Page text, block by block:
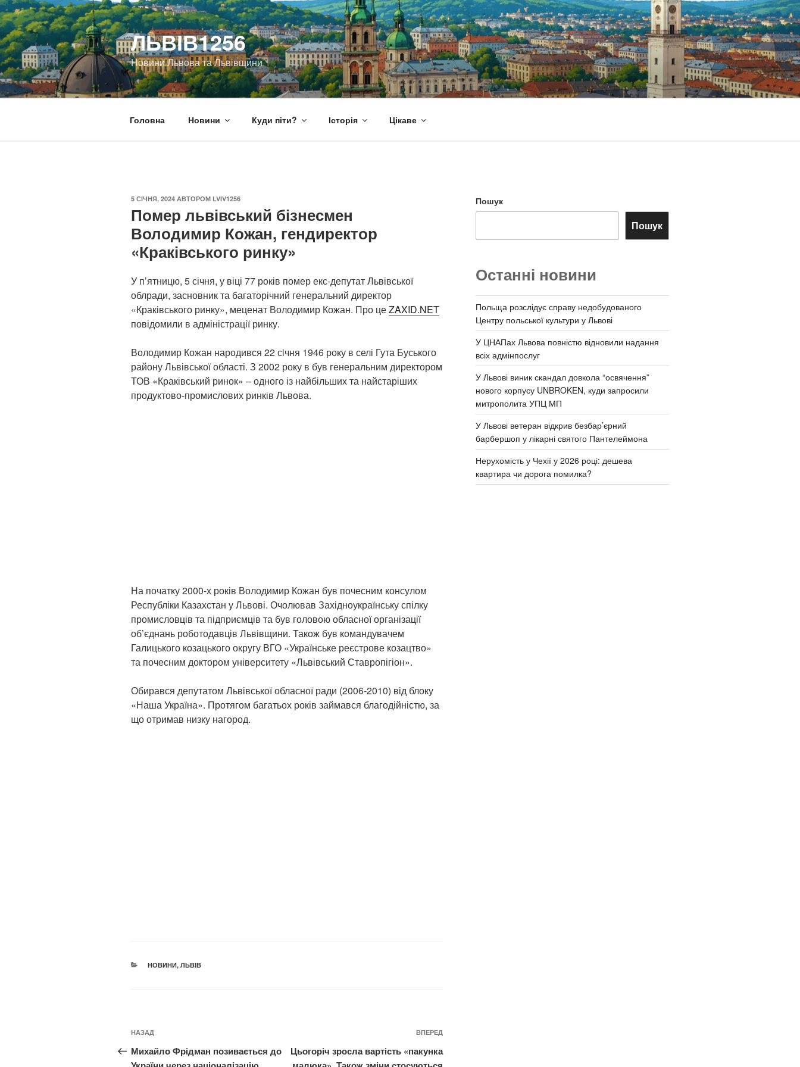
Перейти
до
вмісту
ЛЬВІВ1256
Новини Львова та Львівщини
Головна Новини Куди піти? Історія Цікаве
ОПУБЛІКОВАНО
5 СІЧНЯ, 2024 АВТОРОМ LVIV1256
Помер львівський бізнесмен
Володимир Кожан, гендиректор
«Краківського ринку»
У п’ятницю, 5 січня, у віці 77 років помер екс-депутат Львівської
облради, засновник та багаторічний генеральний директор
«Краківського ринку», меценат Володимир Кожан. Про цеZAXID.NET
повідомили в адміністрації ринку.
Володимир Кожан народився 22 сiчня 1946 року в селі Гута Буського
району Львівської області. З 2002 року в був генеральним директором
ТОВ «Краківський ринок» – одного із найбільших та найстаріших
продуктово-промислових ринків Львова.
На початку 2000-х років Володимир Кожан був почесним консулом
Республіки Казахстан у Львові. Очолював Західноукраїнську спілку
промисловців та підприємців та був головою обласної організації
об’єднань роботодавців Львівщини. Також був командувачем
Галицького козацького округу ВГО «Українське реєстрове козацтво»
та почесним доктором університету «Львівський Ставропігіон».
Обирався депутатом Львівської обласної ради (2006-2010) від блоку
«Наша Україна». Протягом багатьох років займався благодійністю, за
що отримав низку нагород.
КАТЕГОРІЇ
НОВИНИ, ЛЬВІВ
Навігація
записів
Попередній
запис:
НАЗАД
Михайло Фрідман позивається до
Наступний
запис
ВПЕРЕД
Цьогоріч зросла вартість «пакунка
Пошук
Пошук
Останні новини
Польща розслідує справу недобудованого
Центру польської культури у Львові
У ЦНАПах Львова повністю відновили надання
всіх адмінпослуг
У Львові виник скандал довкола “освячення”
нового корпусу UNBROKEN, куди запросили
митрополита УПЦ МП
У Львові ветеран відкрив безбар’єрний
барбершоп у лікарні святого Пантелеймона
Нерухомість у Чехії у 2026 році: дешева
квартира чи дорога помилка?